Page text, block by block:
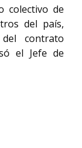
colectivo de
del país,
contrato
el Jefe de